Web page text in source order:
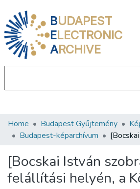
BUDAPEST
ELECTRONIC
ARCHIVE
Communities & Collections
Statistics
About us
Home Budapest Gyűjtemény
Budapest-képarchívum
[Bocskai István
felállítási helyén, a